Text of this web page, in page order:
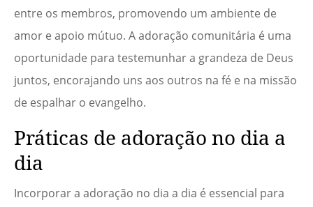
entre os membros, promovendo um ambiente de
amor e apoio mútuo. A adoração comunitária é uma
oportunidade para testemunhar a grandeza de Deus
juntos, encorajando uns aos outros na fé e na missão
de espalhar o evangelho.
Práticas de adoração no dia a
dia
Incorporar a adoração no dia a dia é essencial para